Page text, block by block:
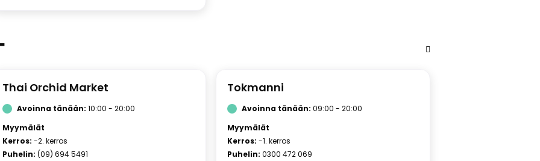
Thai Orchid Market
Avoinna tänään: 10:00 - 20:00
Myymälät
Kerros: -2. kerros
Puhelin: (09) 694 5491
Tokmanni
Avoinna tänään: 09:00 - 20:00
Myymälät
Kerros: -1. kerros
Puhelin: 0300 472 069